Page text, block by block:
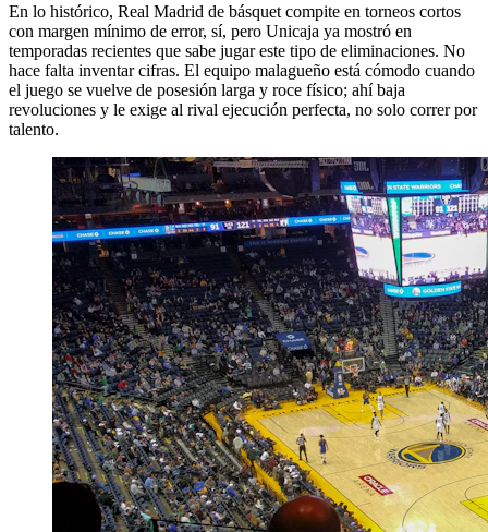
En lo histórico, Real Madrid de básquet compite en torneos cortos
con margen mínimo de error, sí, pero Unicaja ya mostró en
temporadas recientes que sabe jugar este tipo de eliminaciones. No
hace falta inventar cifras. El equipo malagueño está cómodo cuando
el juego se vuelve de posesión larga y roce físico; ahí baja
revoluciones y le exige al rival ejecución perfecta, no solo correr por
talento.